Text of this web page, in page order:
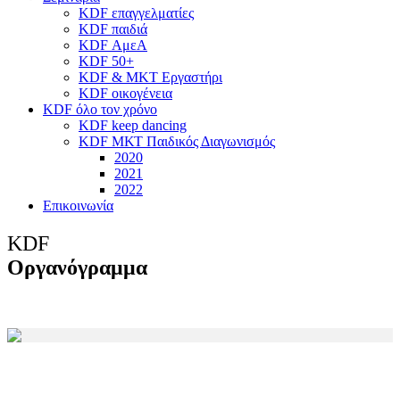
KDF επαγγελματίες
KDF παιδιά
KDF ΑμεΑ
KDF 50+
KDF & MKT Εργαστήρι
KDF οικογένεια
KDF όλο τον χρόνο
KDF keep dancing
KDF ΜΚΤ Παιδικός Διαγωνισμός
2020
2021
2022
Επικοινωνία
KDF
Οργανόγραμμα